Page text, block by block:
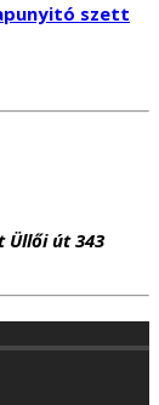
szett
Üllői út 343